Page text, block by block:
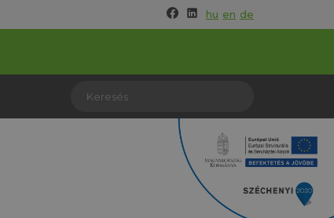
hu en de